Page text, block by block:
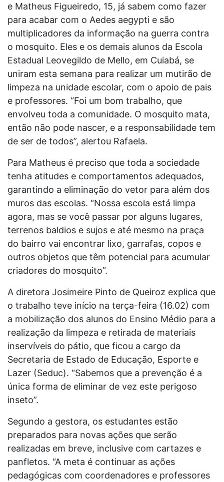
e Matheus Figueiredo, 15, já sabem como fazer
para acabar com o Aedes aegypti e são
multiplicadores da informação na guerra contra
o mosquito. Eles e os demais alunos da Escola
Estadual Leovegildo de Mello, em Cuiabá, se
uniram esta semana para realizar um mutirão de
limpeza na unidade escolar, com o apoio de pais
e professores. “Foi um bom trabalho, que
envolveu toda a comunidade. O mosquito mata,
então não pode nascer, e a responsabilidade tem
de ser de todos”, alertou Rafaela.
Para Matheus é preciso que toda a sociedade
tenha atitudes e comportamentos adequados,
garantindo a eliminação do vetor para além dos
muros das escolas. “Nossa escola está limpa
agora, mas se você passar por alguns lugares,
terrenos baldios e sujos e até mesmo na praça
do bairro vai encontrar lixo, garrafas, copos e
outros objetos que têm potencial para acumular
criadores do mosquito”.
A diretora Josimeire Pinto de Queiroz explica que
o trabalho teve início na terça-feira (16.02) com
a mobilização dos alunos do Ensino Médio para a
realização da limpeza e retirada de materiais
inservíveis do pátio, que ficou a cargo da
Secretaria de Estado de Educação, Esporte e
Lazer (Seduc). “Sabemos que a prevenção é a
única forma de eliminar de vez este perigoso
inseto”.
Segundo a gestora, os estudantes estão
preparados para novas ações que serão
realizadas em breve, inclusive com cartazes e
panfletos. “A meta é continuar as ações
pedagógicas com coordenadores e professores